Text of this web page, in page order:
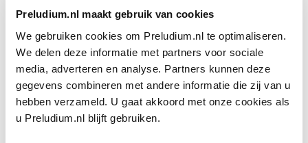
Preludium.nl maakt gebruik van cookies
We gebruiken cookies om Preludium.nl te optimaliseren.
We delen deze informatie met partners voor sociale
media, adverteren en analyse. Partners kunnen deze
gegevens combineren met andere informatie die zij van u
hebben verzameld. U gaat akkoord met onze cookies als
u Preludium.nl blijft gebruiken.